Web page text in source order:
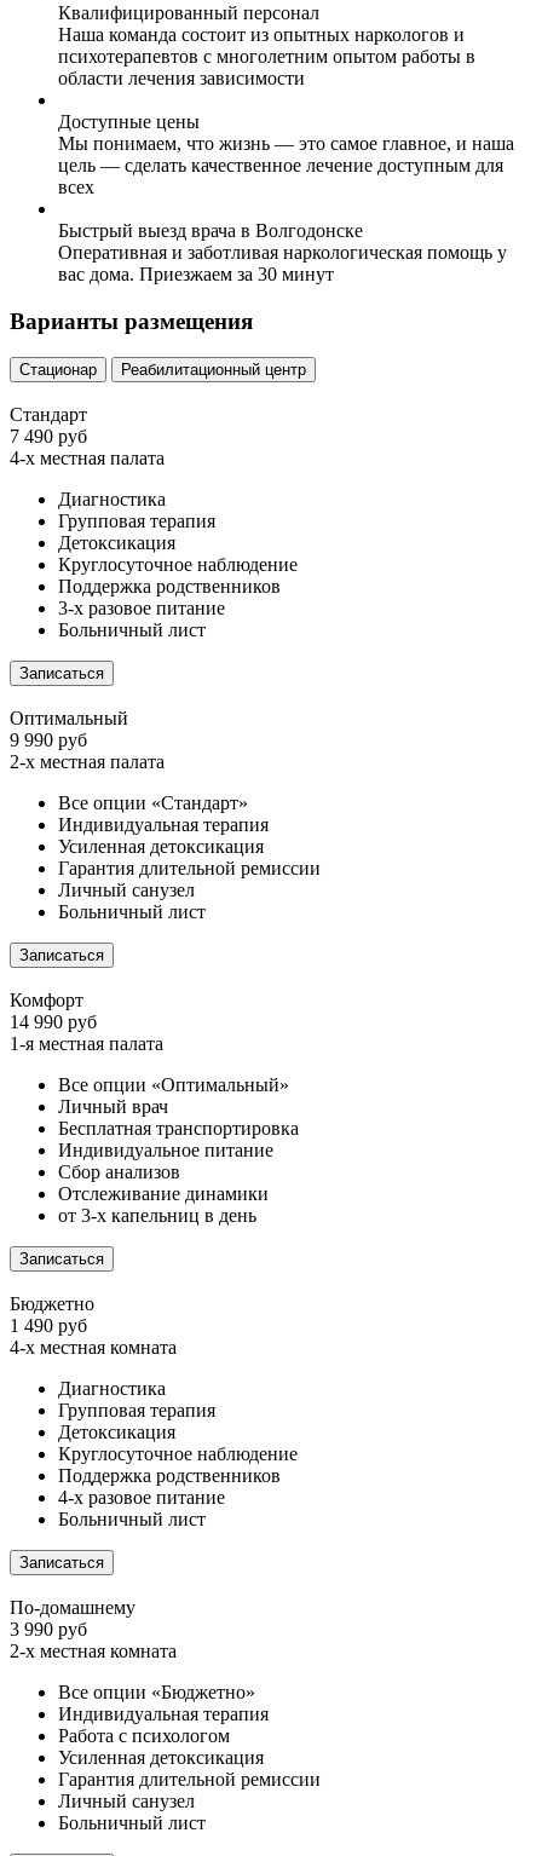
Квалифицированный персонал
Наша команда состоит из опытных наркологов и
психотерапевтов с многолетним опытом работы в
области лечения зависимости
Доступные цены
Мы понимаем, что жизнь — это самое главное, и наша
цель — сделать качественное лечение доступным для
всех
Быстрый выезд врача в Волгодонске
Оперативная и заботливая наркологическая помощь у
вас дома. Приезжаем за 30 минут
Варианты размещения
Стационар Реабилитационный центр
Стандарт
7 490 руб
4-х местная палата
Диагностика
Групповая терапия
Детоксикация
Круглосуточное наблюдение
Поддержка родственников
3-х разовое питание
Больничный лист
Записаться
Оптимальный
9 990 руб
2-х местная палата
Все опции «Стандарт»
Индивидуальная терапия
Усиленная детоксикация
Гарантия длительной ремиссии
Личный санузел
Больничный лист
Записаться
Комфорт
14 990 руб
1-я местная палата
Все опции «Оптимальный»
Личный врач
Бесплатная транспортировка
Индивидуальное питание
Сбор анализов
Отслеживание динамики
от 3-х капельниц в день
Записаться
Бюджетно
1 490 руб
4-х местная комната
Диагностика
Групповая терапия
Детоксикация
Круглосуточное наблюдение
Поддержка родственников
4-х разовое питание
Больничный лист
Записаться
По-домашнему
3 990 руб
2-х местная комната
Все опции «Бюджетно»
Индивидуальная терапия
Работа с психологом
Усиленная детоксикация
Гарантия длительной ремиссии
Личный санузел
Больничный лист